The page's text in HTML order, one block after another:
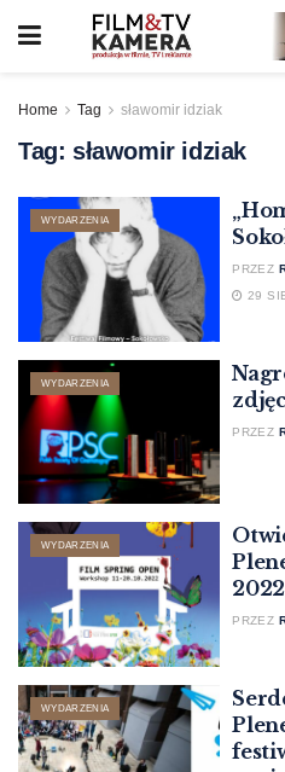
Home Tag sławomir idziak
Tag: sławomir idziak
WYDARZENIA
PRZEZ
29
WYDARZENIA
PRZEZ
WYDARZENIA
2022
PRZEZ
WYDARZENIA